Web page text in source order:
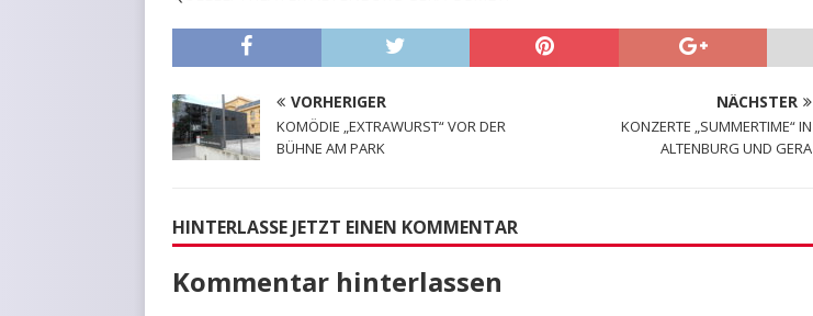
VORHERIGER
KOMÖDIE „EXTRAWURST“ VOR DER
BÜHNE AM PARK
NÄCHSTER
KONZERTE „SUMMERTIME“ IN
ALTENBURG UND GERA
HINTERLASSE JETZT EINEN KOMMENTAR
Kommentar hinterlassen